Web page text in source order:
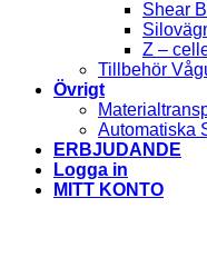
Shear
Z –
Tillbehör
Övrigt
Automatiska
ERBJUDANDE
Logga in
MITT KONTO